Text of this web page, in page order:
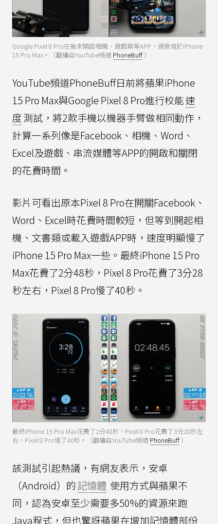
Google Pixel 8 Pro在後來開起相機、遊戲類等APP，速度慢於iPhone
15 Pro Max。（翻攝自YouTube頻道 PhoneBuff ）
YouTube頻道PhoneBuff日前將蘋果iPhone
15 Pro Max與Google Pixel 8 Pro進行校能速
度測試，將2款手機以機器手臂做相同動作，
計算一系列像是Facebook、相機、Word、
Excel及遊戲、串流媒體等APP的開啟和關閉
的花費時間。
影片可看出原本Pixel 8 Pro在開關Facebook、
Word、Excel時花費時間較短，但等到開起相
機、文書類或載入遊戲APP時，速度明顯慢了
iPhone 15 Pro Max一些。最終iPhone 15 Pro
Max花費了2分48秒，Pixel 8 Pro花費了3分28
秒左右，Pixel 8 Pro慢了40秒。
最終iPhone 15 Pro Max花費了2分48秒，Pixel 8 Pro花費了3分28秒左
右，Pixel 8 Pro慢了40秒。（翻攝自YouTube頻道 PhoneBuff ）
該測試引起熱議，有網友表示，安卓
（Android）的記憶體 使用方式與蘋果不
同，認為安卓至少需要多50%的資源來跑
Java程式，但也驚訝蘋果在增加記憶體部份